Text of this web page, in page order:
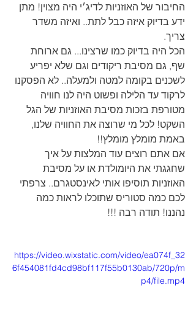
החיבור של האוזניות לדיג׳י היה מצוין! מתן
ידע בדיוק איזה כבל לתת.. ואיזה משדר
צריך.
הכל היה בדיוק כמו שרצינו... גם ארוחת
שף, גם מסיבת ריקודים וגם שלא יפריע
לשכנים בקומה למטה ולמעלה.. לא הפסקנו
לרקוד עד הלילה ופשוט היה לנו חוויה
מטורפת בזכות מסיבת האוזניות של הגל
השקט! לכל מי שרוצה את החוויה שלנו,
באמת מומלץ מומלץ!!
אם אתם רוצים עוד המלצות על איך
שחגגתי את היומולדת או על מסיבת
האוזניות תוסיפו אותי לאינסטגרם.. צרפתי
לכם כמה סטוריס שתוכלו לראות כמה
נהננו! תודה רבה !!!
https://video.wixstatic.com/video/ea074f_32
6f454081fd4cd98bf117f55b0130ab/720p/m
p4/file.mp4